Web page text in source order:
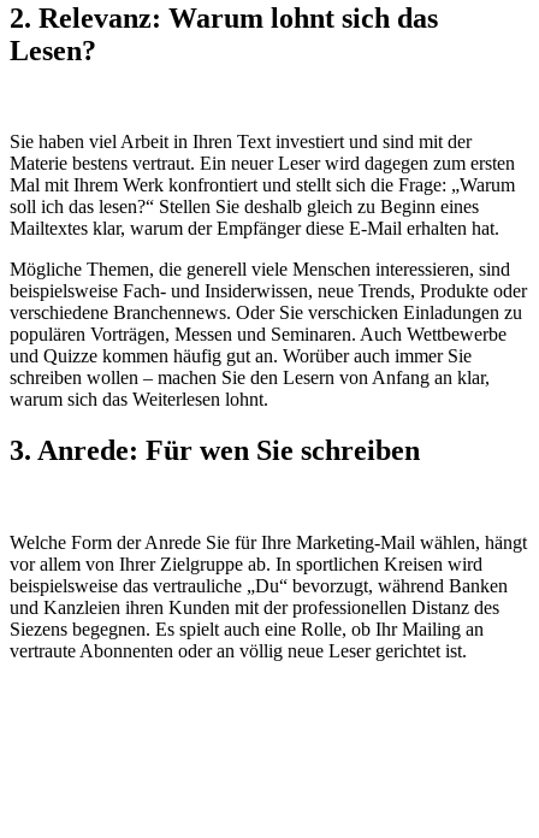
2. Relevanz: Warum lohnt sich das
Lesen?
Sie haben viel Arbeit in Ihren Text investiert und sind mit der
Materie bestens vertraut. Ein neuer Leser wird dagegen zum ersten
Mal mit Ihrem Werk konfrontiert und stellt sich die Frage: „Warum
soll ich das lesen?“ Stellen Sie deshalb gleich zu Beginn eines
Mailtextes klar, warum der Empfänger diese E-Mail erhalten hat.
Mögliche Themen, die generell viele Menschen interessieren, sind
beispielsweise Fach- und Insiderwissen, neue Trends, Produkte oder
verschiedene Branchennews. Oder Sie verschicken Einladungen zu
populären Vorträgen, Messen und Seminaren. Auch Wettbewerbe
und Quizze kommen häufig gut an. Worüber auch immer Sie
schreiben wollen – machen Sie den Lesern von Anfang an klar,
warum sich das Weiterlesen lohnt.
3. Anrede: Für wen Sie schreiben
Welche Form der Anrede Sie für Ihre Marketing-Mail wählen, hängt
vor allem von Ihrer Zielgruppe ab. In sportlichen Kreisen wird
beispielsweise das vertrauliche „Du“ bevorzugt, während Banken
und Kanzleien ihren Kunden mit der professionellen Distanz des
Siezens begegnen. Es spielt auch eine Rolle, ob Ihr Mailing an
vertraute Abonnenten oder an völlig neue Leser gerichtet ist.